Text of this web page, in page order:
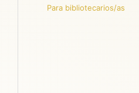
Para bibliotecarios/as